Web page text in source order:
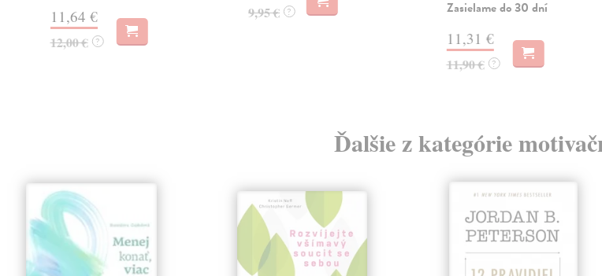
11,64 €
12,00 € ?
9,95 € ? Zasielame do 30 dní
11,31 €
11,90 € ?
Ďalšie z kategórie